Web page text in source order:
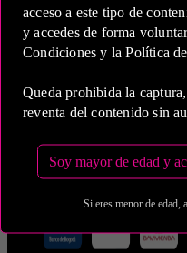
acceso a este tipo de
y accedes de forma
Condiciones y la Política
Queda prohibida la
reventa del contenido sin
Soy mayor de edad y
Si eres menor de edad,
5
Estas tarifas incluyen
Medio